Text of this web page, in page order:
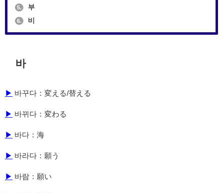
5. 부
6. 비
바
▶ 바꾸다：変える/替える
▶ 바뀌다：変わる
▶ 바다：海
▶ 바라다：願う
▶ 바람：願い